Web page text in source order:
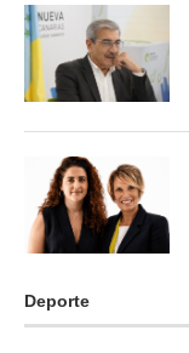
Deporte